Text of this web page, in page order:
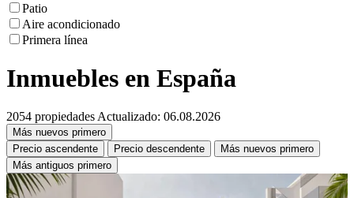
Patio
Aire acondicionado
Primera línea
Inmuebles en España
2054 propiedades Actualizado: 06.08.2026
Más nuevos primero
Precio ascendente
Precio descendente
Más nuevos primero
Más antiguos primero